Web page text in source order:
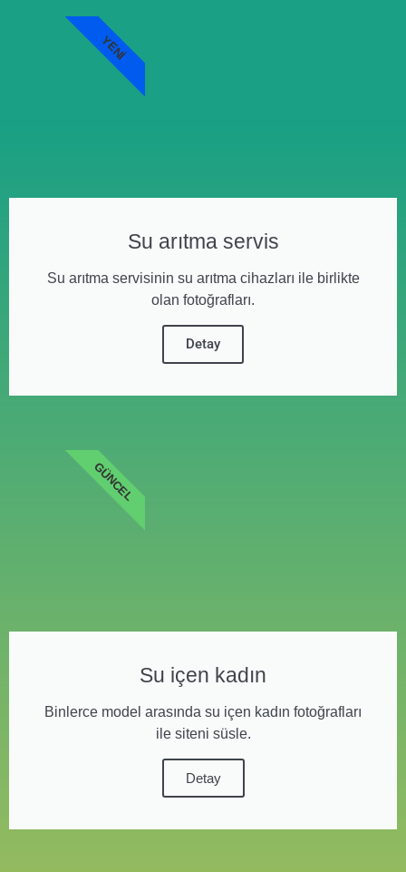
Su arıtma servis
Su arıtma servisinin su arıtma cihazları ile birlikte
olan fotoğrafları.
Detay
YENI
Su içen kadın
Binlerce model arasında su içen kadın fotoğrafları
ile siteni süsle.
Detay
GÜNCEL